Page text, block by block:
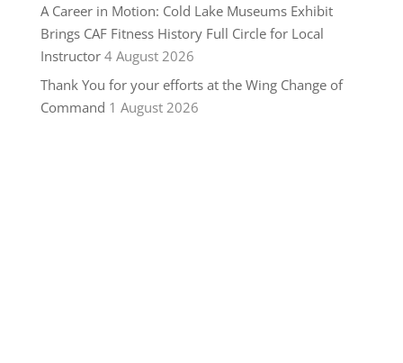
A Career in Motion: Cold Lake Museums Exhibit
Brings CAF Fitness History Full Circle for Local
Instructor 4 August 2026
Thank You for your efforts at the Wing Change of
Command 1 August 2026